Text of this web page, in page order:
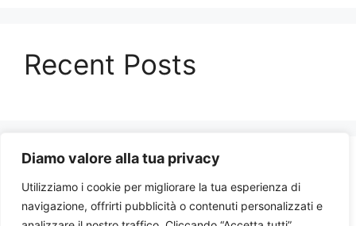
Diamo valore alla tua privacy
Utilizziamo i cookie per migliorare la tua esperienza di
navigazione, offrirti pubblicità o contenuti personalizzati e
Recent Posts
Recent Comments
No comments to show.